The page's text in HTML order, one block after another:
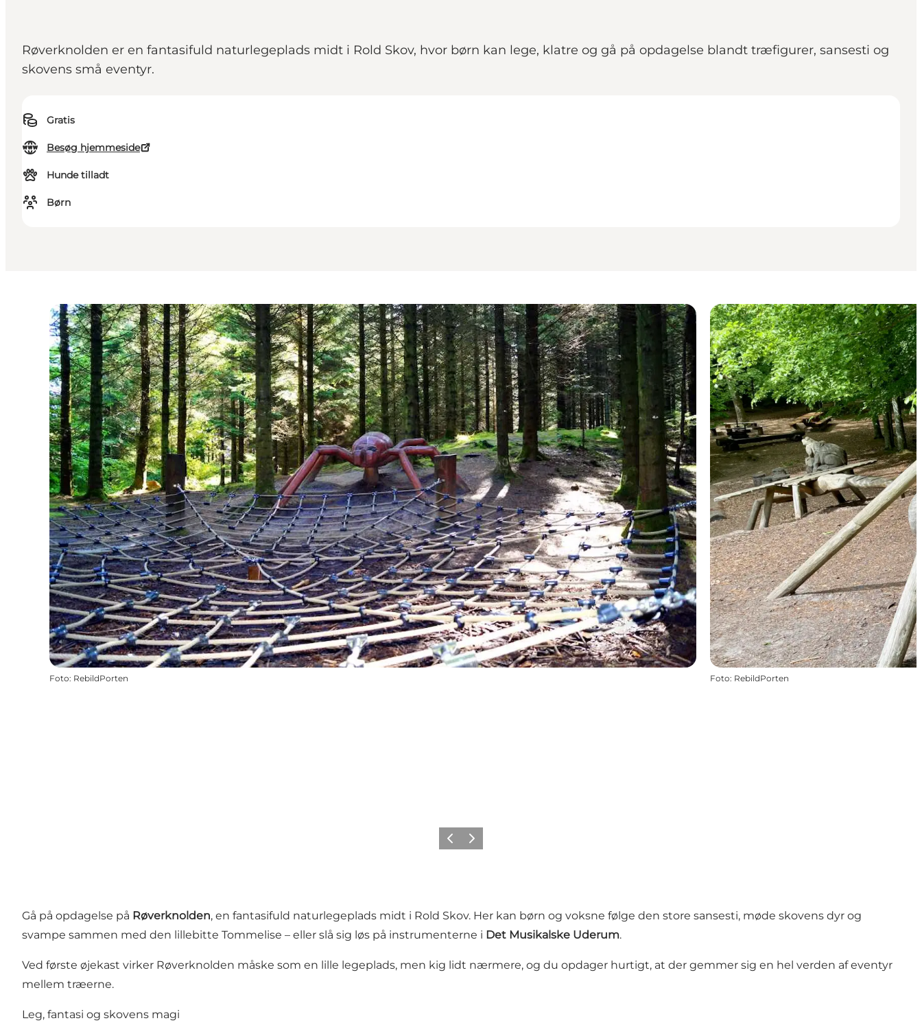
Røverknolden er en fantasifuld naturlegeplads midt i Rold Skov, hvor børn kan lege, klatre og gå på opdagelse blandt træfigurer, sansesti og
skovens små eventyr.
Gratis
Besøg hjemmeside
Hunde tilladt
Børn
Foto: RebildPorten Foto: RebildPorten
Forrige billede
Næste billede
Gå på opdagelse på Røverknolden, en fantasifuld naturlegeplads midt i Rold Skov. Her kan børn og voksne følge den store sansesti, møde skovens dyr og
svampe sammen med den lillebitte Tommelise – eller slå sig løs på instrumenterne i Det Musikalske Uderum.
Ved første øjekast virker Røverknolden måske som en lille legeplads, men kig lidt nærmere, og du opdager hurtigt, at der gemmer sig en hel verden af eventyr
mellem træerne.
Leg, fantasi og skovens magi